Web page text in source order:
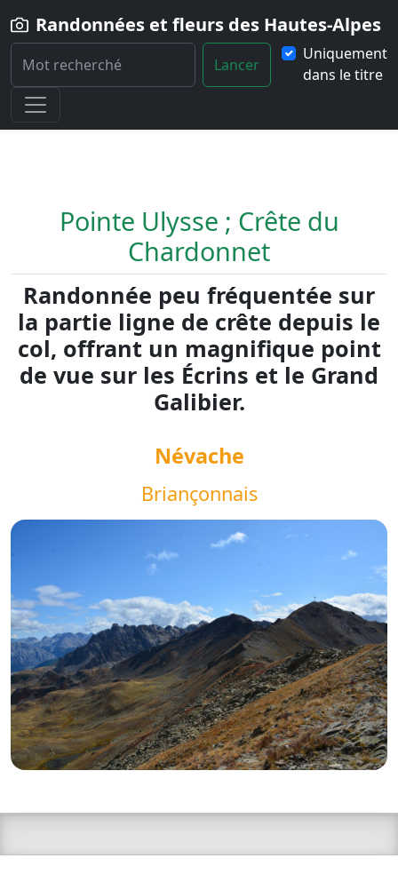
Randonnées et fleurs des Hautes-Alpes
Lancer
Uniquement
dans le titre
Home
Randonnée
Pointe-Ulysse-Crete-du-Chardonnet
Pointe Ulysse ; Crête du
Chardonnet
Randonnée peu fréquentée sur
la partie ligne de crête depuis le
col, offrant un magnifique point
de vue sur les Écrins et le Grand
Galibier.
Névache
Briançonnais